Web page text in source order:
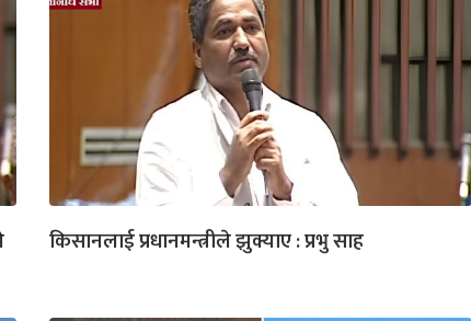
किसानलाई प्रधानमन्त्रीले झुक्याए : प्रभु साह